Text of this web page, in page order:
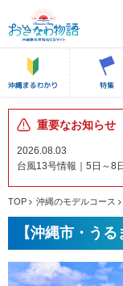
重要なお知らせ
2026.08.03
台風13号情報｜5日～8
TOP 沖縄のモデルコース
【沖縄市・う